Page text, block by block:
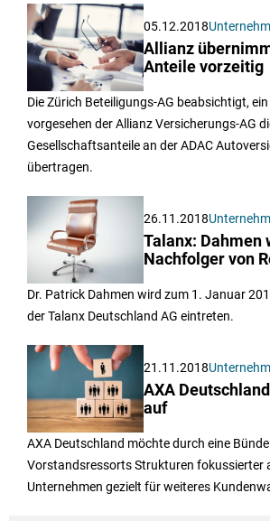
05.12.2018
Allianz
Anteile vorzeitig
Die Zürich Beteiligungs-AG beabsichtigt,
vorgesehen der Allianz Versicherungs-AG
Gesellschaftsanteile an der ADAC
übertragen.
26.11.2018
Talanx: Dahmen
Nachfolger von
Dr. Patrick Dahmen wird zum 1. Januar
der Talanx Deutschland AG eintreten.
21.11.2018
AXA
auf
AXA Deutschland möchte durch eine
Vorstandsressorts Strukturen fokussierter
Unternehmen gezielt für weiteres